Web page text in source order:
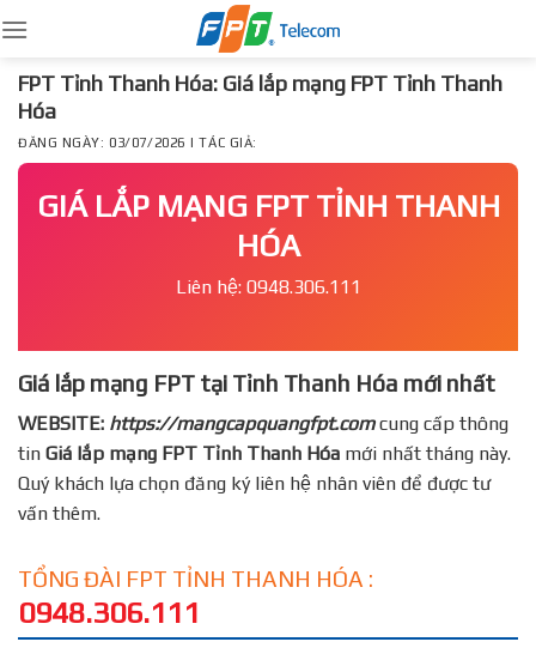
to
content
FPT Tỉnh Thanh Hóa: Giá lắp mạng FPT Tỉnh Thanh
Hóa
ĐĂNG NGÀY: 03/07/2026 | TÁC GIẢ:
GIÁ LẮP MẠNG FPT TỈNH THANH
HÓA
Liên hệ: 0948.306.111
Giá lắp mạng FPT tại Tỉnh Thanh Hóa mới nhất
WEBSITE: https://mangcapquangfpt.comcung cấp thông
tin Giá lắp mạng FPT Tỉnh Thanh Hóa mới nhất tháng này.
Quý khách lựa chọn đăng ký liên hệ nhân viên để được tư
vấn thêm.
TỔNG ĐÀI FPT TỈNH THANH HÓA :
0948.306.111